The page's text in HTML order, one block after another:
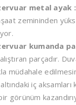
metal ayak :
zemininden
kumanda
parçadır.
müdahale
iç
görünüm